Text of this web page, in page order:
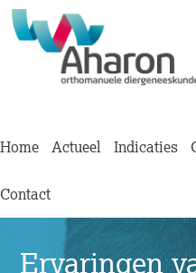
Home Actueel Indicaties
Contact
Ervaringen